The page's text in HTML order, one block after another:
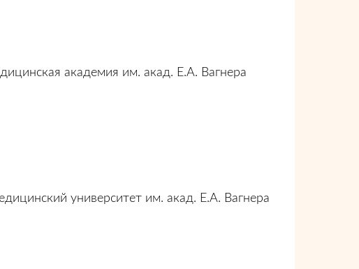
академия им. акад. Е.А. Вагнера
университет им. акад. Е.А. Вагнера